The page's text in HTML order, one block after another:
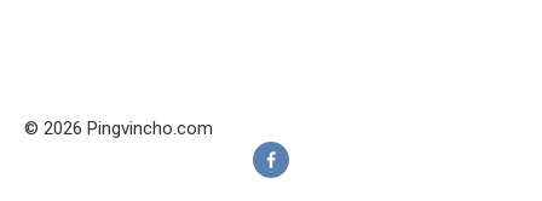
© 2026 Pingvincho.com